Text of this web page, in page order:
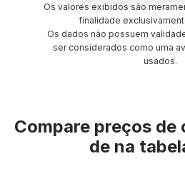
Os valores exibidos são
finalidade
Os dados não possuem
ser considerados como uma
usados.
Compare preços
de na